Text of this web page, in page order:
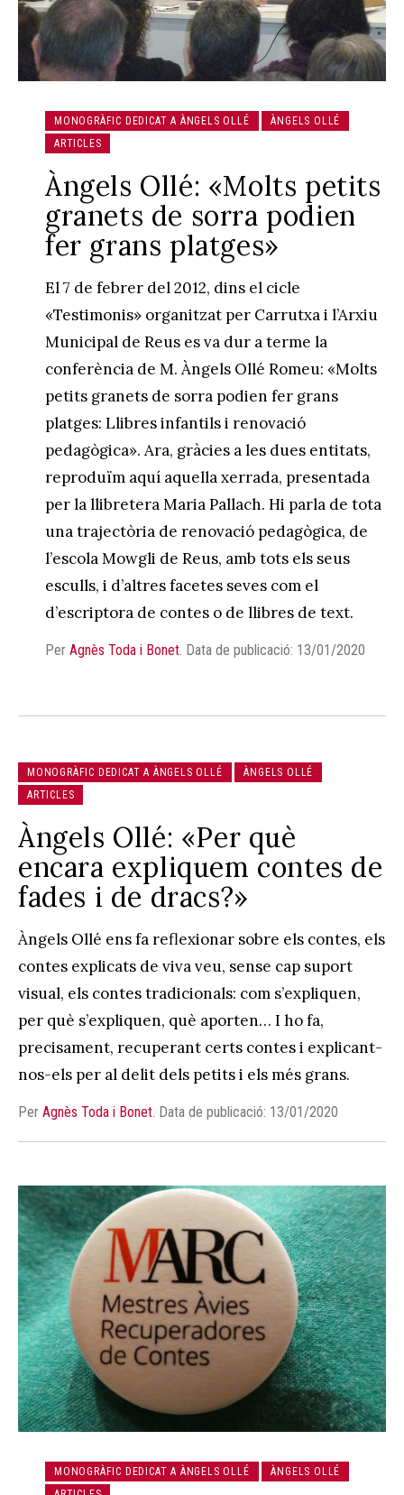
MONOGRÀFIC DEDICAT A ÀNGELS OLLÉ
ÀNGELS OLLÉ
ARTICLES
Àngels Ollé: «Molts petits
granets de sorra podien
fer grans platges»
El 7 de febrer del 2012, dins el cicle
«Testimonis» organitzat per Carrutxa i l’Arxiu
Municipal de Reus es va dur a terme la
conferència de M. Àngels Ollé Romeu: «Molts
petits granets de sorra podien fer grans
platges: Llibres infantils i renovació
pedagògica». Ara, gràcies a les dues entitats,
reproduïm aquí aquella xerrada, presentada
per la llibretera Maria Pallach. Hi parla de tota
una trajectòria de renovació pedagògica, de
l’escola Mowgli de Reus, amb tots els seus
esculls, i d’altres facetes seves com el
d’escriptora de contes o de llibres de text.
Per Agnès Toda i Bonet. Data de publicació: 13/01/2020
MONOGRÀFIC DEDICAT A ÀNGELS OLLÉ
ÀNGELS OLLÉ
ARTICLES
Àngels Ollé: «Per què
encara expliquem contes de
fades i de dracs?»
Àngels Ollé ens fa reflexionar sobre els contes, els
contes explicats de viva veu, sense cap suport
visual, els contes tradicionals: com s’expliquen,
per què s’expliquen, què aporten… I ho fa,
precisament, recuperant certs contes i explicant-
nos-els per al delit dels petits i els més grans.
Per Agnès Toda i Bonet. Data de publicació: 13/01/2020
MONOGRÀFIC DEDICAT A ÀNGELS OLLÉ
ÀNGELS OLLÉ